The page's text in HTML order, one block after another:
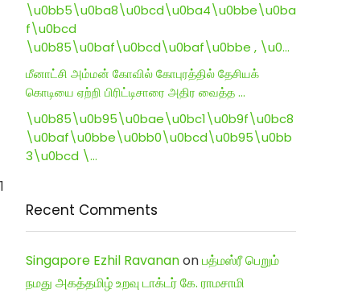
\u0bb5\u0ba8\u0bcd\u0ba4\u0bbe\u0ba
f\u0bcd
\u0b85\u0baf\u0bcd\u0baf\u0bbe , \u0…
மீனாட்சி அம்மன் கோவில் கோபுரத்தில் தேசியக்
கொடியை ஏற்றி பிரிட்டிசாரை அதிர வைத்த …
\u0b85\u0b95\u0bae\u0bc1\u0b9f\u0bc8
\u0baf\u0bbe\u0bb0\u0bcd\u0b95\u0bb
3\u0bcd \…
Recent Comments
Singapore Ezhil Ravananonபத்மஸ்ரீ பெறும்
நமது அகத்தமிழ் உறவு டாக்டர் கே. ராமசாமி